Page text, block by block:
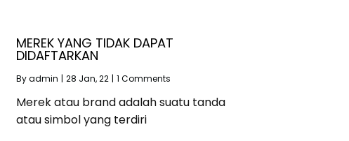
MEREK YANG TIDAK DAPAT
DIDAFTARKAN
Byadmin | 28 Jan, 22 | 1 Comments
Merek atau brand adalah suatu tanda
atau simbol yang terdiri